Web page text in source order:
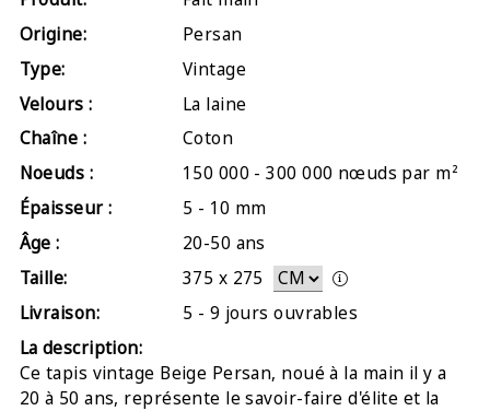
Origine:
Persan
Type:
Vintage
Velours :
La laine
Chaîne :
Coton
Noeuds :
150 000 - 300 000 nœuds par m²
Épaisseur :
5 - 10 mm
Âge :
20-50 ans
Taille:
375 x 275
Livraison:
5 - 9 jours ouvrables
La description:
Ce tapis vintage Beige Persan, noué à la main il y a
20 à 50 ans, représente le savoir-faire d'élite et la